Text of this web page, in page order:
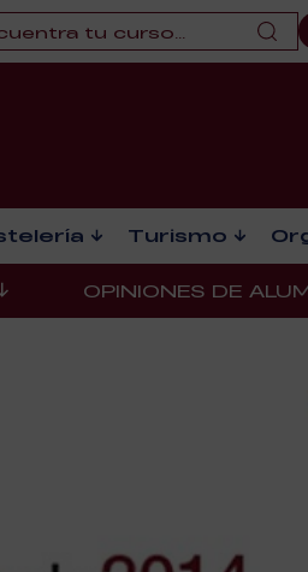
Turismo
OPINIONES DE